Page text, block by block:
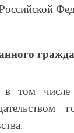
том числе